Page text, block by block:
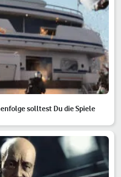
solltest Du die Spiele